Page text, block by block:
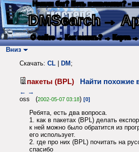
Нашли баг? Есть пожелания? -
DMSearch→
О сайте → Как искать? → Карта →
Вниз
Скачать: CL DM ;
пакеты (BPL) Найти похожие
← →
oss (2002-05-07 03:18) [0]
Ребята, есть два вопроса.
1. как в пакетах (BPL) делать
к ней можно было обратится из
его использует.
2. где про них (BPL) почитать на
спасибо